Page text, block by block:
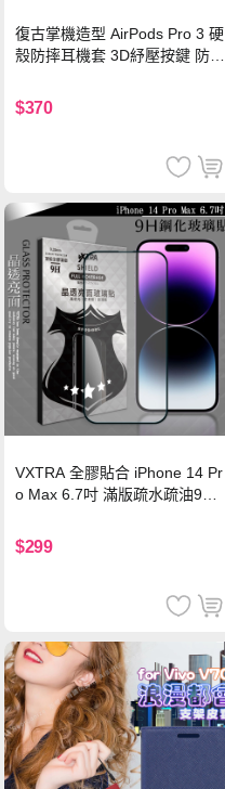
復古掌機造型 AirPods Pro 3 硬
殼防摔耳機套 3D紓壓按鍵 防開
$370
VXTRA 全膠貼合 iPhone 14 Pr
o Max 6.7吋 滿版疏水疏油9H
$299